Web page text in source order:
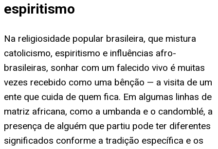
espiritismo
Na religiosidade popular brasileira, que mistura
catolicismo, espiritismo e influências afro-
brasileiras, sonhar com um falecido vivo é muitas
vezes recebido como uma bênção — a visita de um
ente que cuida de quem fica. Em algumas linhas de
matriz africana, como a umbanda e o candomblé, a
presença de alguém que partiu pode ter diferentes
significados conforme a tradição específica e os